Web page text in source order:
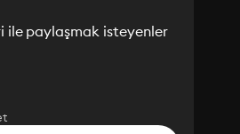
ile paylaşmak isteyenler